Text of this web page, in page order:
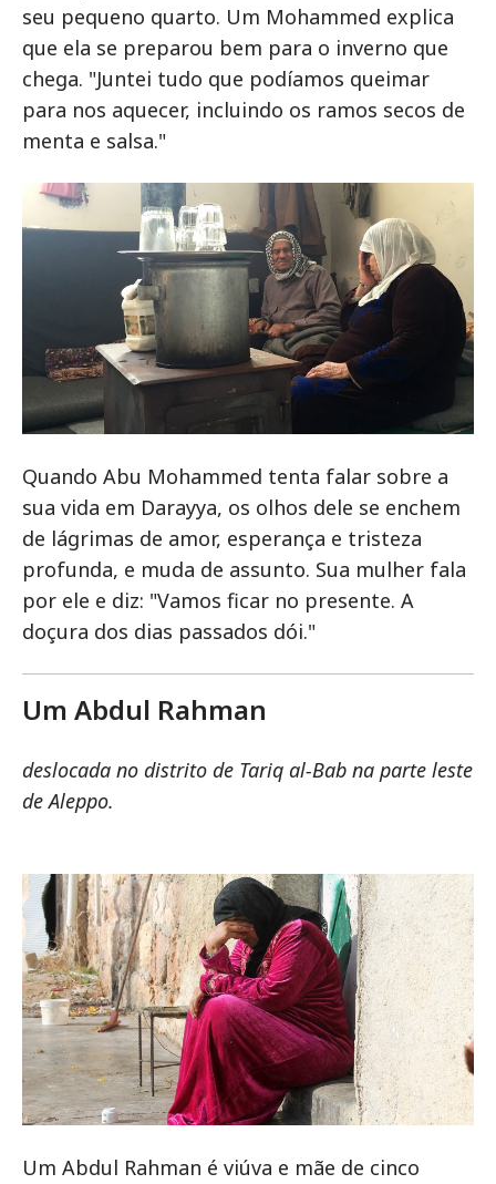
seu pequeno quarto. Um Mohammed explica
que ela se preparou bem para o inverno que
chega. "Juntei tudo que podíamos queimar
para nos aquecer, incluindo os ramos secos de
menta e salsa."
Quando Abu Mohammed tenta falar sobre a
sua vida em Darayya, os olhos dele se enchem
de lágrimas de amor, esperança e tristeza
profunda, e muda de assunto. Sua mulher fala
por ele e diz: "Vamos ficar no presente. A
doçura dos dias passados dói."
Um Abdul Rahman
deslocada no distrito de Tariq al-Bab na parte leste
de Aleppo.
Um Abdul Rahman é viúva e mãe de cinco